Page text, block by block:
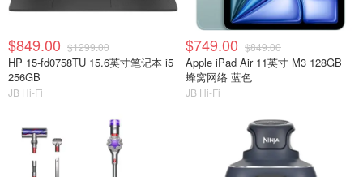
$849.00 $1299.00
HP 15-fd0758TU 15.6英寸笔记本 i5
256GB
JB Hi-Fi
$749.00 $849.00
Apple iPad Air 11英寸 M3 128GB
蜂窝网络 蓝色
JB Hi-Fi